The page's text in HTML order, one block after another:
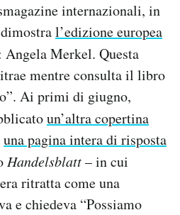
internazionali, in
l’edizione europea
Angela Merkel. Questa
mentre consulta il libro
Ai primi di giugno,
un’altra copertina
una pagina intera di risposta
Handelsblatt– in cui
ritratta come una
e chiedeva “Possiamo